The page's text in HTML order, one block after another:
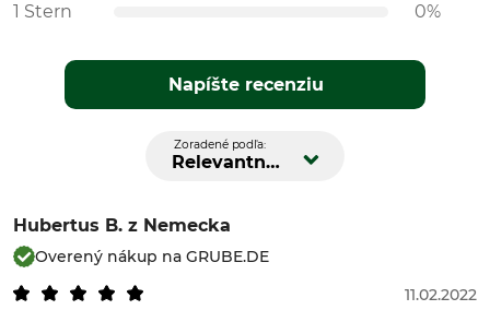
1 Stern
0%
Napíšte recenziu
Zoradené podľa:
Relevantnosť
Hubertus B. z Nemecka
Overený nákup na GRUBE.DE
11.02.2022